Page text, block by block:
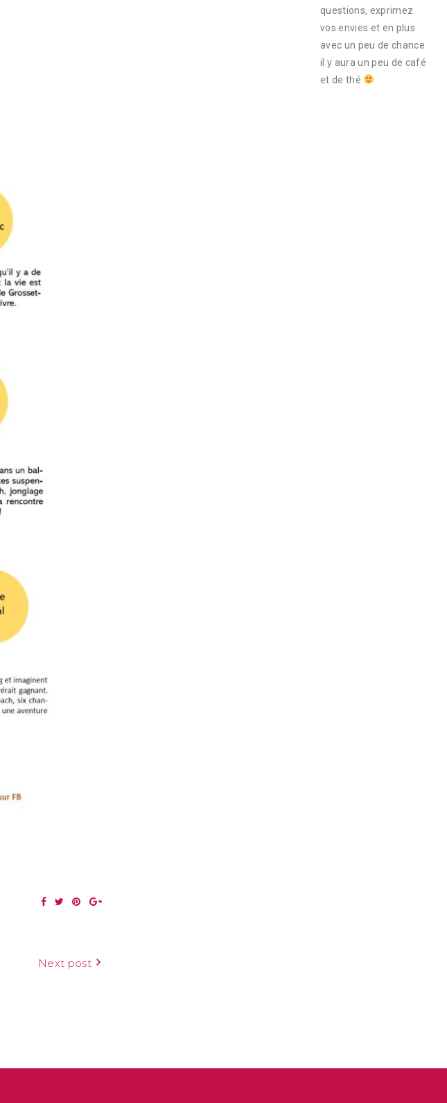
Next post
questions, exprimez
vos envies et en plus
avec un peu de chance
il y aura un peu de café
et de thé